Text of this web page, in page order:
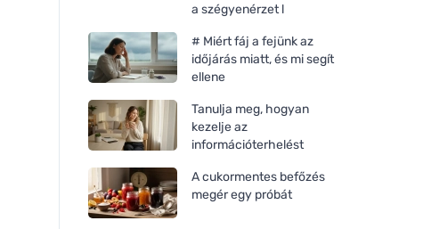
a szégyenérzet l
# Miért fáj a fejünk az
időjárás miatt, és mi segít
ellene
Tanulja meg, hogyan
kezelje az
információterhelést
A cukormentes befőzés
megér egy próbát